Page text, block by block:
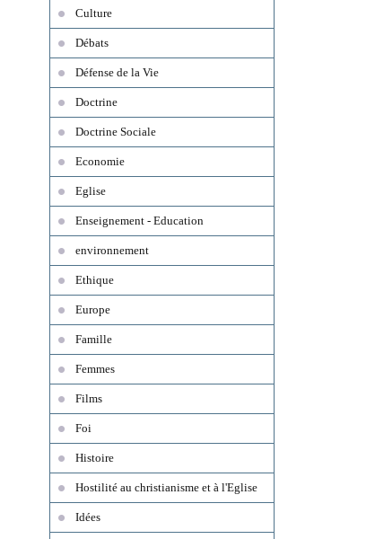
Culture
Débats
Défense de la Vie
Doctrine
Doctrine Sociale
Economie
Eglise
Enseignement - Education
environnement
Ethique
Europe
Famille
Femmes
Films
Foi
Histoire
Hostilité au christianisme et à l'Eglise
Idées